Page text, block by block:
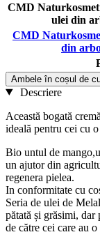
CMD
ulei din
CMD
din
Ambele în coșul de
Descriere
Această bogată
ideală pentru cei cu
Bio untul de
un ajutor din
regenera pielea.
In conformitate cu
Seria de ulei de
pătată și grăsimi,
de către cei care au